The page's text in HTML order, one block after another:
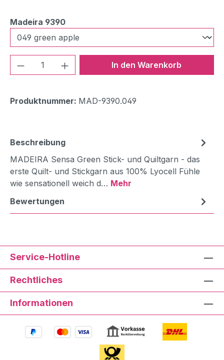
Madeira 9390auswählen
Produkt Anzahl: Gib denIn den Warenkorb
Produktnummer: MAD-9390.049
Beschreibung
MADEIRA Sensa Green Stick- und Quiltgarn - das
erste Quilt- und Stickgarn aus 100% Lyocell Fühle
wie sensationell weich d… Mehr
Bewertungen
Service-Hotline
Rechtliches
Informationen